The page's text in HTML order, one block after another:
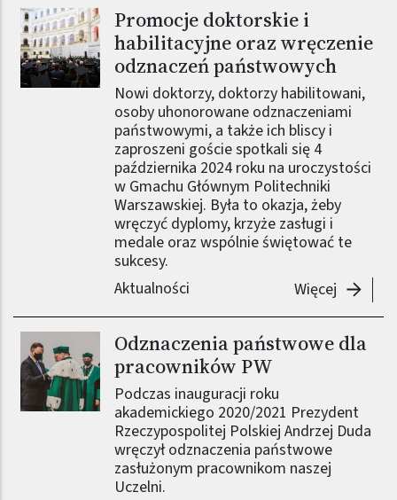
Promocje doktorskie i
habilitacyjne oraz wręczenie
odznaczeń państwowych
Nowi doktorzy, doktorzy habilitowani,
osoby uhonorowane odznaczeniami
państwowymi, a także ich bliscy i
zaproszeni goście spotkali się 4
października 2024 roku na uroczystości
w Gmachu Głównym Politechniki
Warszawskiej. Była to okazja, żeby
wręczyć dyplomy, krzyże zasługi i
medale oraz wspólnie świętować te
sukcesy.
Aktualności
Więcej
Odznaczenia państwowe dla
pracowników PW
Podczas inauguracji roku
akademickiego 2020/2021 Prezydent
Rzeczypospolitej Polskiej Andrzej Duda
wręczył odznaczenia państwowe
zasłużonym pracownikom naszej
Uczelni.